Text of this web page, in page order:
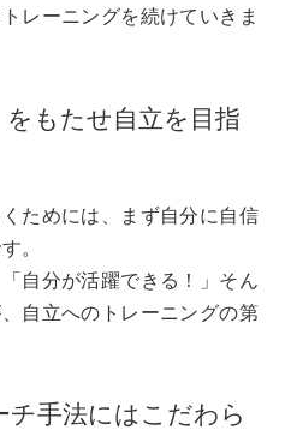
レーニングを続けていきま
をもたせ自立を目指
ためには、まず自分に自信
。
自分が活躍できる！」そん
自立へのトレーニングの第
チ手法にはこだわら